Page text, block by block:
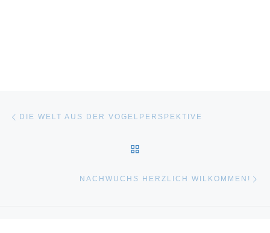
DIE WELT AUS DER VOGELPERSPEKTIVE
NACHWUCHS HERZLICH WILKOMMEN!